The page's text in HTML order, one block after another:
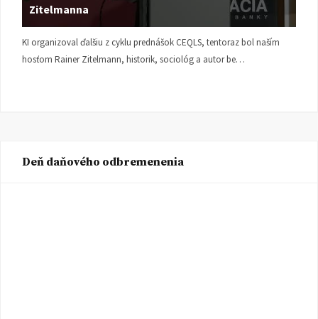
Zitelmanna
KI organizoval ďalšiu z cyklu prednášok CEQLS, tentoraz bol naším
hosťom Rainer Zitelmann, historik, sociológ a autor be…
Deň daňového odbremenenia